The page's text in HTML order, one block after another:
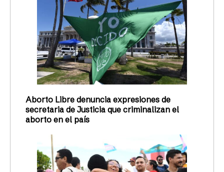
Aborto Libre denuncia expresiones de
secretaria de Justicia que criminalizan el
aborto en el país